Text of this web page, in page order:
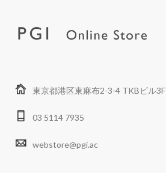
東京都港区東麻布2-3-4 TKBビル3F
03 5114 7935
webstore@pgi.ac